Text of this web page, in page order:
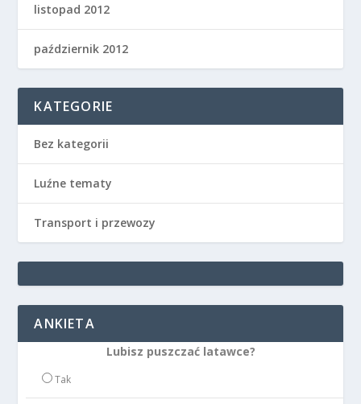
listopad 2012
październik 2012
KATEGORIE
Bez kategorii
Luźne tematy
Transport i przewozy
ANKIETA
Lubisz puszczać latawce?
Tak